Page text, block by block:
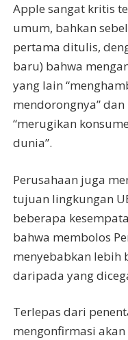
Apple sangat kritis
umum, bahkan
pertama ditulis,
baru) bahwa
yang lain
mendorongnya”
“merugikan
dunia”.
Perusahaan juga
tujuan lingkungan
beberapa
bahwa membolos
menyebabkan lebih
daripada yang
Terlepas dari
mengonfirmasi